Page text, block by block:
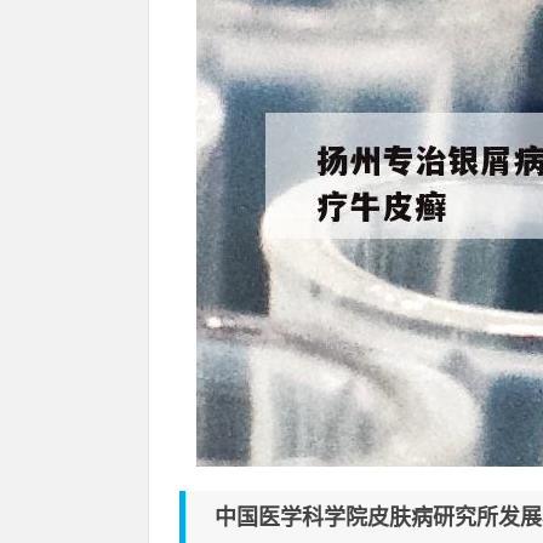
中国医学科学院皮肤病研究所发